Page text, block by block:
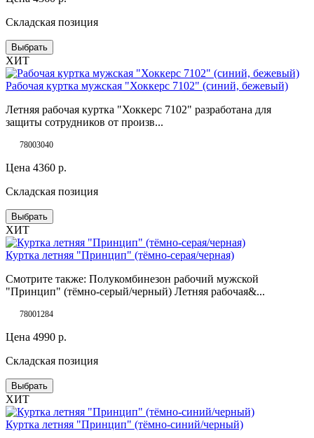
Складская позиция
Выбрать
ХИТ
Рабочая куртка мужская "Хоккерс 7102" (синий, бежевый)
Летняя рабочая куртка "Хоккерс 7102" разработана для
защиты сотрудников от произв...
78003040
Цена 4360 р.
Складская позиция
Выбрать
ХИТ
Куртка летняя "Принцип" (тёмно-серая/черная)
Смотрите также: Полукомбинезон рабочий мужской
"Принцип" (тёмно-серый/черный) Летняя рабочая&...
78001284
Цена 4990 р.
Складская позиция
Выбрать
ХИТ
Куртка летняя "Принцип" (тёмно-синий/черный)